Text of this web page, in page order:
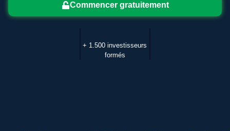
Commencer gratuitement
+ 1.500 investisseurs
formés